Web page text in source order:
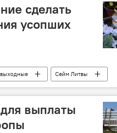
сделать
усопших
выходные Сейм Литвы
выплаты